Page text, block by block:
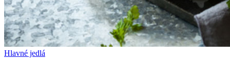
Hlavné jedlá
Pečená zelenina (AIP)